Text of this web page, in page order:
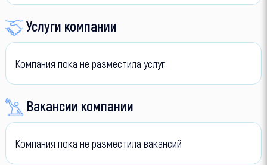
Услуги компании
Компания пока не разместила услуг
Вакансии компании
Компания пока не разместила вакансий